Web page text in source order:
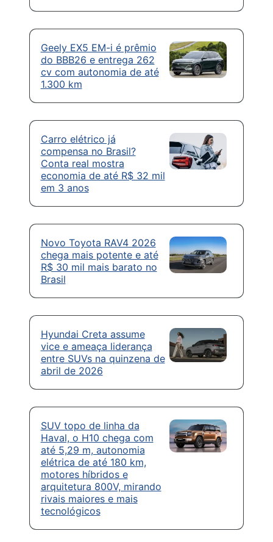
Geely EX5 EM-i é prêmio
do BBB26 e entrega 262
cv com autonomia de até
1.300 km
Carro elétrico já
compensa no Brasil?
Conta real mostra
economia de até R$ 32 mil
em 3 anos
Novo Toyota RAV4 2026
chega mais potente e até
R$ 30 mil mais barato no
Brasil
Hyundai Creta assume
vice e ameaça liderança
entre SUVs na quinzena de
abril de 2026
SUV topo de linha da
Haval, o H10 chega com
até 5,29 m, autonomia
elétrica de até 180 km,
motores híbridos e
arquitetura 800V, mirando
rivais maiores e mais
tecnológicos